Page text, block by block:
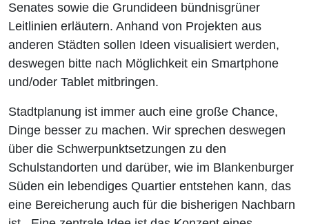
Senates sowie die Grundideen bündnisgrüner
Leitlinien erläutern. Anhand von Projekten aus
anderen Städten sollen Ideen visualisiert werden,
deswegen bitte nach Möglichkeit ein Smartphone
und/oder Tablet mitbringen.
Stadtplanung ist immer auch eine große Chance,
Dinge besser zu machen. Wir sprechen deswegen
über die Schwerpunktsetzungen zu den
Schulstandorten und darüber, wie im Blankenburger
Süden ein lebendiges Quartier entstehen kann, das
eine Bereicherung auch für die bisherigen Nachbarn